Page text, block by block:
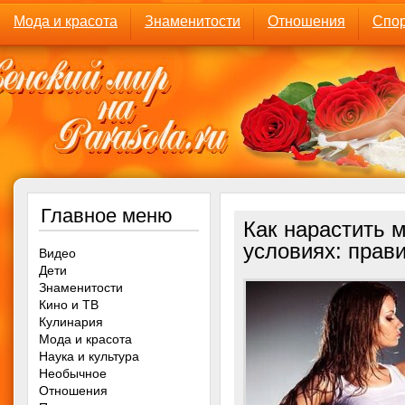
Мода и красота Знаменитости Отношения
Как
условиях:
Главное меню
Видео
Дети
Знаменитости
Кино и ТВ
Кулинария
Мода и красота
Наука и культура
Необычное
Отношения